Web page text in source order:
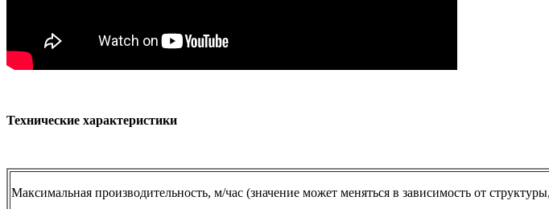
Технические характеристики
Максимальная производительность, м/час (значение может меняться в зависимость от